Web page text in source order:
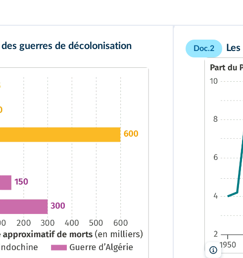
des guerres de décolonisation Doc.2